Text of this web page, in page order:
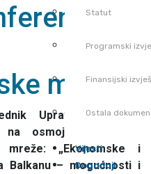
Statut
Programski
Finansijski
Ostala
Vijesti
Događaji
mreže
Upravnog odbora
na osmoj konferenciji
mreže: „Ekonomske i
Balkanu – mogućnosti i